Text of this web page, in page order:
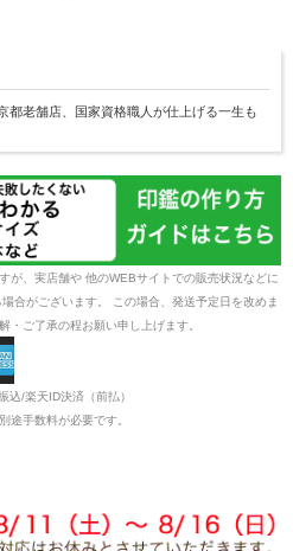
都老舗店、国家資格職人が仕上げる一生も
が、実店舗や 他のWEBサイトでの販売状況などに
合がございます。 この場合、発送予定日を改めま
・ご了承の程お願い申し上げます。
込/楽天ID決済（前払）
途手数料が必要です。